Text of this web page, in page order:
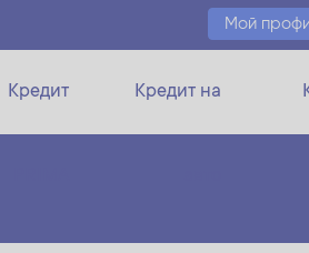
Мой
Кредит Кредит на